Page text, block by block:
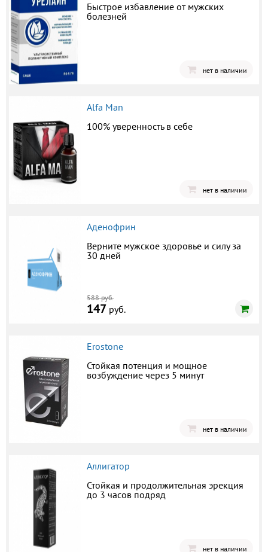
Быстрое избавление от мужских
болезней
нет в наличии
Alfa Man
100% уверенность в себе
нет в наличии
Аденофрин
Верните мужское здоровье и силу за
30 дней
588 руб.
147 руб.
Erostone
Стойкая потенция и мощное
возбуждение через 5 минут
нет в наличии
Аллигатор
Стойкая и продолжительная эрекция
до 3 часов подряд
нет в наличии